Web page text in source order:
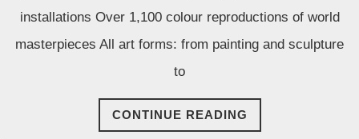
installations Over 1,100 colour reproductions of world
masterpieces All art forms: from painting and sculpture
to
CONTINUE READING
READING